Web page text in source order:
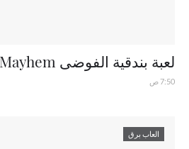
لعبة بندقية الفوضى Gun Mayhem
7:50 ص
العاب برق